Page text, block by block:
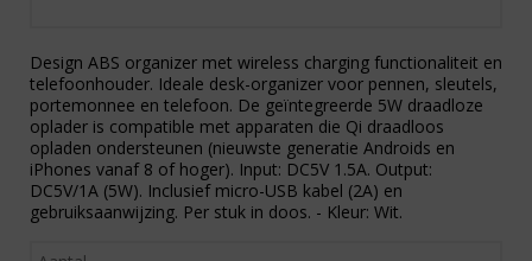
Design ABS organizer met wireless charging functionaliteit en
telefoonhouder. Ideale desk-organizer voor pennen, sleutels,
portemonnee en telefoon. De geïntegreerde 5W draadloze
oplader is compatible met apparaten die Qi draadloos
opladen ondersteunen (nieuwste generatie Androids en
iPhones vanaf 8 of hoger). Input: DC5V 1.5A. Output:
DC5V/1A (5W). Inclusief micro-USB kabel (2A) en
gebruiksaanwijzing. Per stuk in doos. - Kleur: Wit.